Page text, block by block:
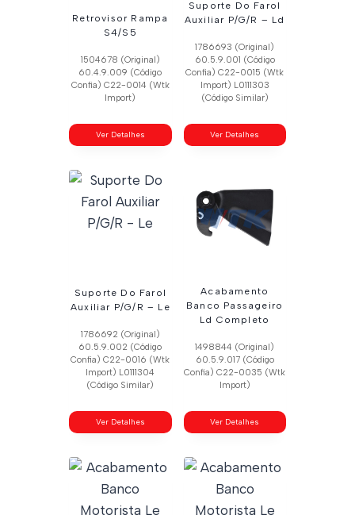
Retrovisor Rampa
S4/S5
1504678 (Original)
60.4.9.009 (Código
Confia) C22-0014 (Wtk
Import)
Ver Detalhes
Suporte Do Farol
Auxiliar P/G/R – Ld
1786693 (Original)
60.5.9.001 (Código
Confia) C22-0015 (Wtk
Import) L0111303
(Código Similar)
Ver Detalhes
Suporte Do Farol
Auxiliar P/G/R – Le
1786692 (Original)
60.5.9.002 (Código
Confia) C22-0016 (Wtk
Import) L0111304
(Código Similar)
Ver Detalhes
Acabamento
Banco Passageiro
Ld Completo
1498844 (Original)
60.5.9.017 (Código
Confia) C22-0035 (Wtk
Import)
Ver Detalhes